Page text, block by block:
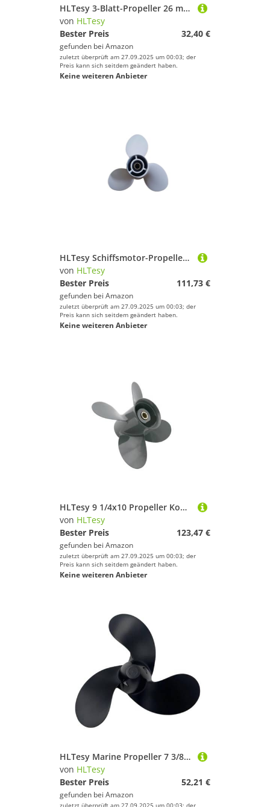
HLTesy 3-Blatt-Propeller 26 mm 30 mm 34 mm CW CCW for RC-Boot, vollständiges Eintauchen, DIY-Modifikationszubehör(34mm 4mm 1set)
von HLTesy
Bester Preis
32,40 €
gefunden bei Amazon
zuletzt überprüft am 27.09.2025 um 00:03; der
Preis kann sich seitdem geändert haben.
Keine weiteren Anbieter
HLTesy Schiffsmotor-Propeller for 9,9 PS 15 PS Außenbordmotor 9 1/4 x 11 – J Außenbordmotor
von HLTesy
Bester Preis
111,73 €
gefunden bei Amazon
zuletzt überprüft am 27.09.2025 um 00:03; der
Preis kann sich seitdem geändert haben.
Keine weiteren Anbieter
HLTesy 9 1/4x10 Propeller Kompatibel for Außenborder 8HP 9,9HP 15HP BF8D BF9.9D BF9.9 BF15A BF15D BF20 8 Splines 4 Blatt Ersatz Teile 58134-ZV4-010AH
von HLTesy
Bester Preis
123,47 €
gefunden bei Amazon
zuletzt überprüft am 27.09.2025 um 00:03; der
Preis kann sich seitdem geändert haben.
Keine weiteren Anbieter
HLTesy Marine Propeller 7 3/8x5 3/8 for 2,5HP/3,5 Horsepower 3 Klingen Aluminium RH 58111-97J00-01 Pin Stick
von HLTesy
Bester Preis
52,21 €
gefunden bei Amazon
zuletzt überprüft am 27.09.2025 um 00:03; der